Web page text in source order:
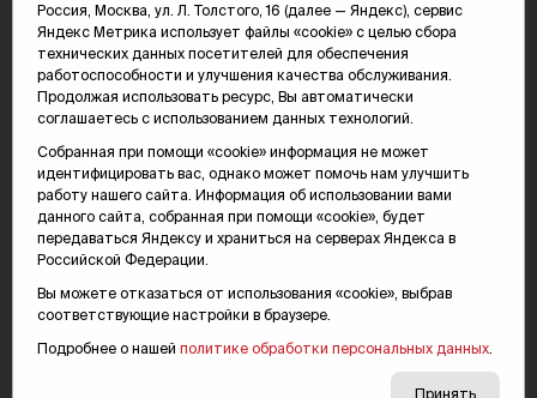
Сетевое издание «Тюменская интернет-газета "Вслух.ру"»
зарегистрировано Федеральной службой по надзору в сфере связи,
информационных технологий и массовых коммуникаций (Роскомнадзор),
серия Эл №ФС77-78856 от 07.08.2020 г. Учредитель: Автономная
время"».
Подпись «партнерская новость» в материалах означает, что информация
имеет рекламный характер.
Политика конфиденциальности
Редакция: 625035, Тюмень, пр. Геологоразведчиков, 28А
edit@vsluh.ru
Россия, Москва, ул. Л. Толстого, 16 (далее — Яндекс), сервис
Яндекс Метрика использует файлы «cookie» с целью сбора
технических данных посетителей для обеспечения
работоспособности и улучшения качества обслуживания.
Продолжая использовать ресурс, Вы автоматически
соглашаетесь с использованием данных технологий.
Собранная при помощи «cookie» информация не может
идентифицировать вас, однако может помочь нам улучшить
работу нашего сайта. Информация об использовании вами
данного сайта, собранная при помощи «cookie», будет
передаваться Яндексу и храниться на серверах Яндекса в
Российской Федерации.
Вы можете отказаться от использования «cookie», выбрав
соответствующие настройки в браузере.
Подробнее о нашей политике обработки персональных данных
Принять